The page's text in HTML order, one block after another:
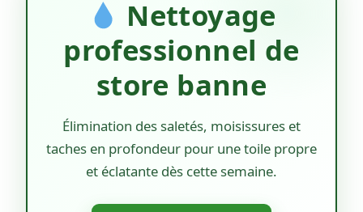
Nettoyage
professionnel de
store banne
Élimination des saletés, moisissures et
taches en profondeur pour une toile propre
et éclatante dès cette semaine.